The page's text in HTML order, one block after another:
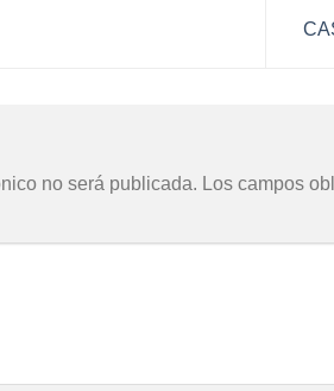
no será publicada. Los campos